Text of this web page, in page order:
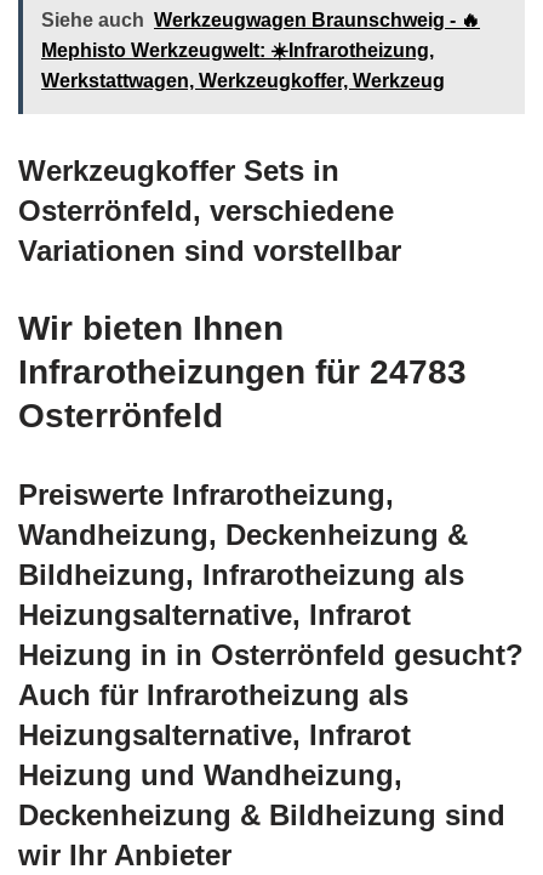
Siehe auch Werkzeugwagen Braunschweig - 🔥
Mephisto Werkzeugwelt: ☀️Infrarotheizung,
Werkstattwagen, Werkzeugkoffer, Werkzeug
Werkzeugkoffer Sets in
Osterrönfeld, verschiedene
Variationen sind vorstellbar
Wir bieten Ihnen
Infrarotheizungen für 24783
Osterrönfeld
Preiswerte Infrarotheizung,
Wandheizung, Deckenheizung &
Bildheizung, Infrarotheizung als
Heizungsalternative, Infrarot
Heizung in in Osterrönfeld gesucht?
Auch für Infrarotheizung als
Heizungsalternative, Infrarot
Heizung und Wandheizung,
Deckenheizung & Bildheizung sind
wir Ihr Anbieter